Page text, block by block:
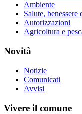
Ambiente
Salute, benessere
Autorizzazioni
Agricoltura e
Novità
Notizie
Comunicati
Avvisi
Vivere il comune